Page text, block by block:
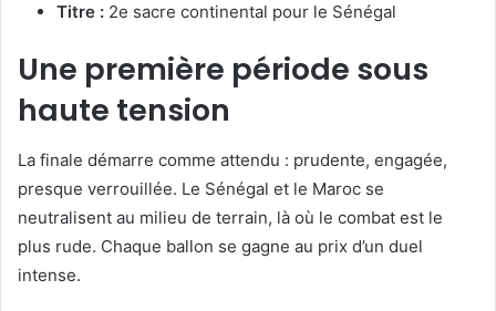
Titre : 2e sacre continental pour le Sénégal
Une première période sous
haute tension
La finale démarre comme attendu : prudente, engagée,
presque verrouillée. Le Sénégal et le Maroc se
neutralisent au milieu de terrain, là où le combat est le
plus rude. Chaque ballon se gagne au prix d’un duel
intense.